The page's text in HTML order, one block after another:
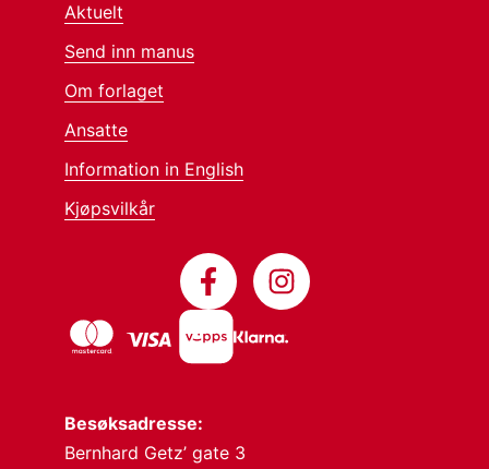
Besøksadresse:
Bernhard Getz’ gate 3
Aktuelt
Send inn manus
Om forlaget
Ansatte
Information in English
Kjøpsvilkår